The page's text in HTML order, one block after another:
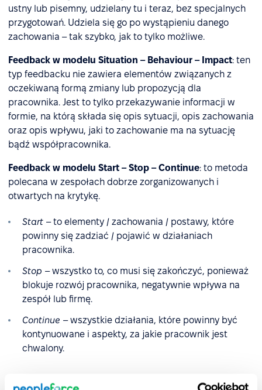
ustny lub pisemny, udzielany tu i teraz, bez specjalnych
przygotowań. Udziela się go po wystąpieniu danego
zachowania – tak szybko, jak to tylko możliwe.
Feedback w modelu Situation – Behaviour – Impact: ten
typ feedbacku nie zawiera elementów związanych z
oczekiwaną formą zmiany lub propozycją dla
pracownika. Jest to tylko przekazywanie informacji w
formie, na którą składa się opis sytuacji, opis zachowania
oraz opis wpływu, jaki to zachowanie ma na sytuację
bądź współpracownika.
Feedback w modelu Start – Stop – Continue: to metoda
polecana w zespołach dobrze zorganizowanych i
otwartych na krytykę.
Start – to elementy / zachowania / postawy, które
powinny się zadziać / pojawić w działaniach
pracownika.
Stop – wszystko to, co musi się zakończyć, ponieważ
blokuje rozwój pracownika, negatywnie wpływa na
zespół lub firmę.
Continue – wszystkie działania, które powinny być
kontynuowane i aspekty, za jakie pracownik jest
chwalony.
Feedback w modelu COIN